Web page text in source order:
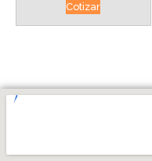
Cotizar